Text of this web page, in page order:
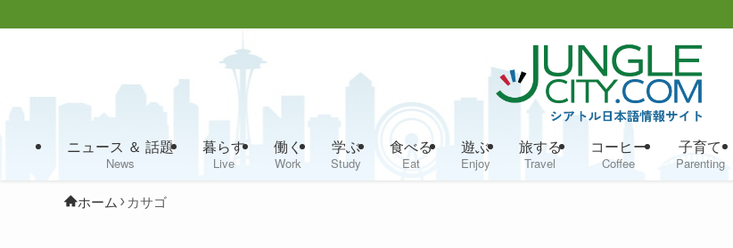
ニュース ＆ 話題
News
暮らす
Live
働く
Work
学ぶ
Study
食べる
Eat
遊ぶ
Enjoy
旅する
Travel
コーヒー
Coffee
子育て
Parenting
ホーム カサゴ